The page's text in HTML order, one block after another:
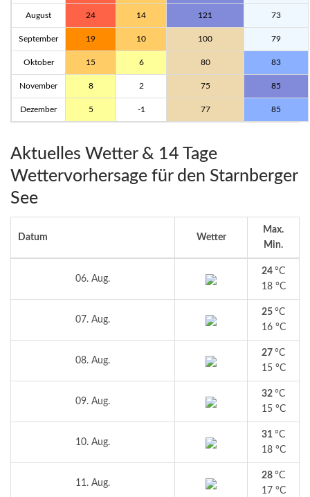
August 24 14 121 73
September 19 10 100 79
Oktober 15 6 80 83
November 8 2 75 85
Dezember 5 -1 77 85
Aktuelles Wetter & 14 Tage
Wettervorhersage für den Starnberger
See
Datum Wetter
Max.
Min.
06. Aug.
24 °C
18 °C
07. Aug.
25 °C
16 °C
08. Aug.
27 °C
15 °C
09. Aug.
32 °C
15 °C
10. Aug.
31 °C
18 °C
11. Aug.
28 °C
17 °C